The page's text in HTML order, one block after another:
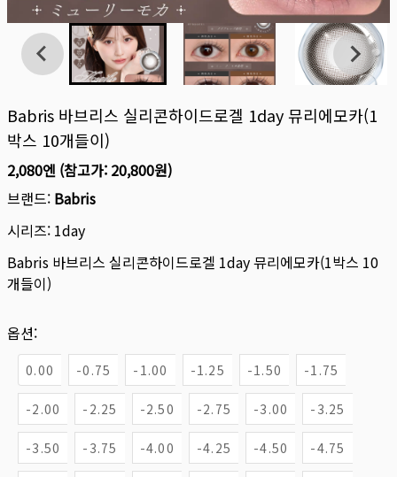
Babris 바브리스 실리콘하이드로겔 1day 뮤리에모카(1
박스 10개들이)
2,080엔 (참고가: 20,800원)
브랜드: Babris
시리즈: 1day
Babris 바브리스 실리콘하이드로겔 1day 뮤리에모카(1박스 10
개들이)
옵션:
0.00 -0.75 -1.00 -1.25 -1.50 -1.75
-2.00 -2.25 -2.50 -2.75 -3.00 -3.25
-3.50 -3.75 -4.00 -4.25 -4.50 -4.75